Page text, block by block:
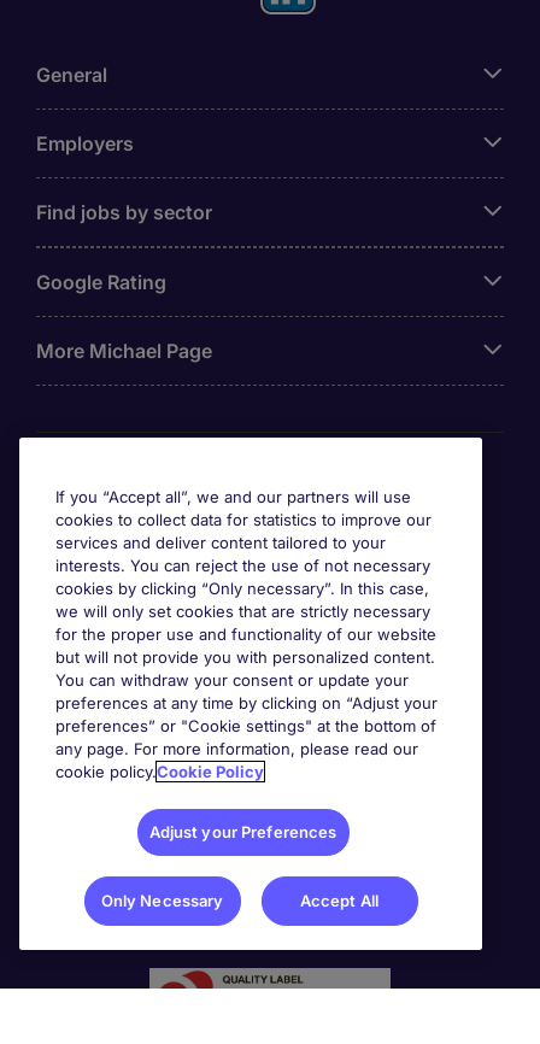
General
Employers
Find jobs by sector
Google Rating
More Michael Page
If you “Accept all”, we and our partners will use
cookies to collect data for statistics to improve our
services and deliver content tailored to your
interests. You can reject the use of not necessary
cookies by clicking “Only necessary”. In this case,
we will only set cookies that are strictly necessary
for the proper use and functionality of our website
but will not provide you with personalized content.
You can withdraw your consent or update your
preferences at any time by clicking on “Adjust your
preferences” or "Cookie settings" at the bottom of
any page. For more information, please read our
cookie policy.Cookie Policy
Adjust your Preferences
Only Necessary Accept All